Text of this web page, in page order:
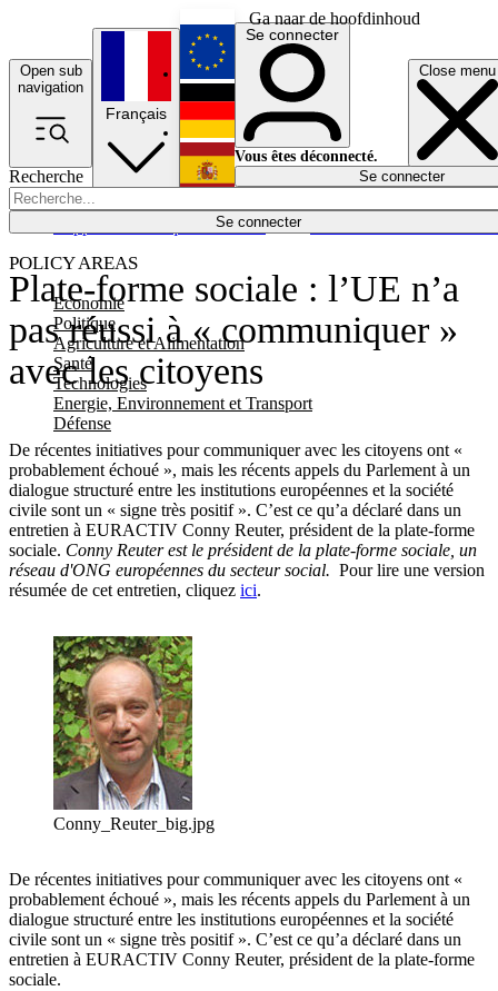
Ga naar de hoofdinhoud
Open sub
navigation
Close menu
Recherche
Se connecter
POLICY AREAS
Economie
Politique
Agriculture et Alimentation
Santé
Technologies
Energie, Environnement et Transport
Défense
Économie
Français
English
Deutsch
Español
Se connecter
Vous êtes déconnecté.
Se connecter
Plate-forme sociale : l’UE n’a
pas réussi à « communiquer »
avec les citoyens
De récentes initiatives pour communiquer avec les citoyens ont «
probablement échoué », mais les récents appels du Parlement à un
dialogue structuré entre les institutions européennes et la société
civile sont un « signe très positif ». C’est ce qu’a déclaré dans un
entretien à EURACTIV Conny Reuter, président de la plate-forme
sociale. Conny Reuter est le président de la plate-forme sociale, un
réseau d'ONG européennes du secteur social. Pour lire une version
résumée de cet entretien, cliquez ici.
Conny_Reuter_big.jpg
De récentes initiatives pour communiquer avec les citoyens ont «
probablement échoué », mais les récents appels du Parlement à un
dialogue structuré entre les institutions européennes et la société
civile sont un « signe très positif ». C’est ce qu’a déclaré dans un
entretien à EURACTIV Conny Reuter, président de la plate-forme
sociale.